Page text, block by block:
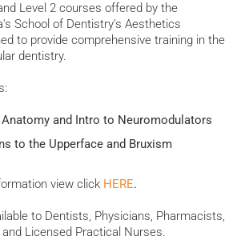
Level 2 courses offered by the
School of Dentistry's Aesthetics
to provide comprehensive training in the
dentistry.
Anatomy and Intro to Neuromodulators
to the Upperface and Bruxism
view click HERE.
to Dentists, Physicians, Pharmacists,
Licensed Practical Nurses.